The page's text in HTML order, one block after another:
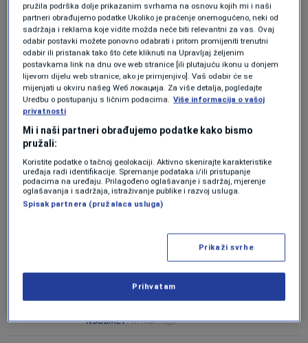
NOGOMET|17. mar.| 0
PREOKRET U SLUČAJU IRANKI
Nekoliko iranskih fudbalerki vraća se u
0
Fudbalerke na putu za Iran, još jedna
NOGOMET|11. mar.| 0
pružila podrška dolje prikazanim svrhama na osnovu kojih mi i naši
partneri obrađujemo podatke Ukoliko je praćenje onemogućeno, neki od
sadržaja i reklama koje vidite možda neće biti relevantni za vas. Ovaj
odabir postavki možete ponovno odabrati i pritom promijeniti trenutni
odabir ili pristanak tako što ćete kliknuti na Upravljaj željenim
postavkama link na dnu ove web stranice [ili plutajuću ikonu u donjem
lijevom dijelu web stranice, ako je primjenjivo]. Vaš odabir će se
mijenjati u okviru našeg Wеб локација. Za više detalja, pogledajte
Uredbu o postupanju s ličnim podacima. Više informacija o vašoj
privatnosti
Mi i naši partneri obrađujemo podatke kako bismo
pružali:
Koristite podatke o tačnoj geolokaciji. Aktivno skenirajte karakteristike
uređaja radi identifikacije. Spremanje podataka i/ili pristupanje
podacima na uređaju. Prilagođeno oglašavanje i sadržaj, mjerenje
oglašavanja i sadržaja, istraživanje publike i razvoj usluga.
Spisak partnera (pružalaca usluga)
Prikaži svrhe
Prihvatam